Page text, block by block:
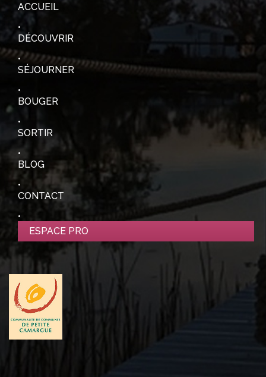
ACCUEIL
DÉCOUVRIR
SÉJOURNER
BOUGER
SORTIR
BLOG
CONTACT
ESPACE PRO